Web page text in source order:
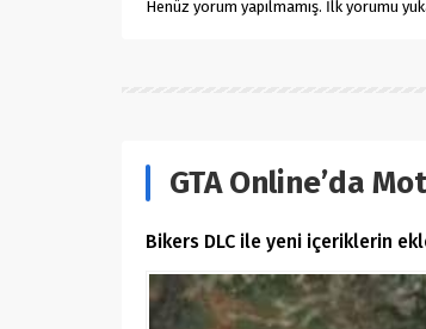
Henüz yorum yapılmamış. İlk yorumu
GTA Online’da
Bikers DLC ile yeni içeriklerin